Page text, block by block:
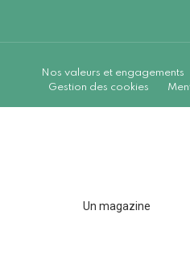
Nos valeurs et engagements
Gestion des cookies
Un magazine